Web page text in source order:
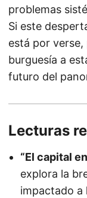
problemas
Si este
está por verse,
burguesía a
futuro del
Lecturas
“El capital
explora la
impactado a